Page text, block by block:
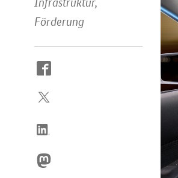
Förderung
So
Sie
Internet